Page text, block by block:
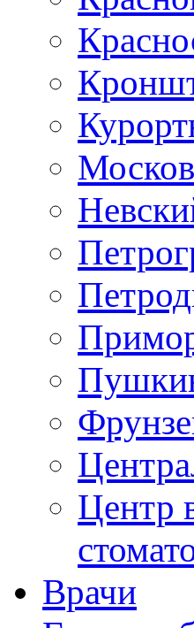
Центр
Врачи